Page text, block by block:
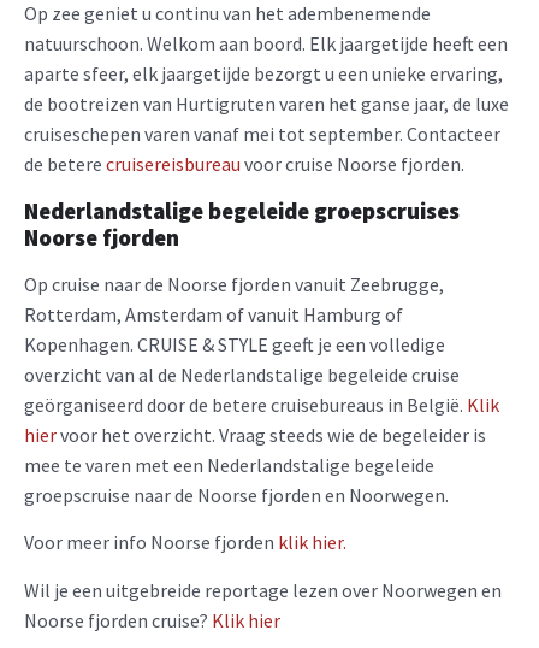
Op zee geniet u continu van het adembenemende
natuurschoon. Welkom aan boord. Elk jaargetijde heeft een
aparte sfeer, elk jaargetijde bezorgt u een unieke ervaring,
de bootreizen van Hurtigruten varen het ganse jaar, de luxe
cruiseschepen varen vanaf mei tot september. Contacteer
de betere cruisereisbureau voor cruise Noorse fjorden.
Nederlandstalige begeleide groepscruises
Noorse fjorden
Op cruise naar de Noorse fjorden vanuit Zeebrugge,
Rotterdam, Amsterdam of vanuit Hamburg of
Kopenhagen. CRUISE & STYLE geeft je een volledige
overzicht van al de Nederlandstalige begeleide cruise
geörganiseerd door de betere cruisebureaus in België. Klik
hiervoor het overzicht. Vraag steeds wie de begeleider is
mee te varen met een Nederlandstalige begeleide
groepscruise naar de Noorse fjorden en Noorwegen.
Voor meer info Noorse fjorden klik hier.
Wil je een uitgebreide reportage lezen over Noorwegen en
Noorse fjorden cruise? Klik hier